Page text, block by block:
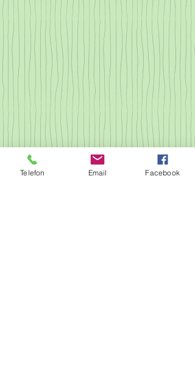
Telefon Email Facebook